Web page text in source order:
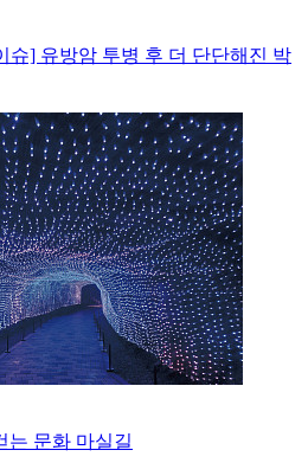
슈] 유방암 투병 후 더 단단해진 박
는 문화 마실길